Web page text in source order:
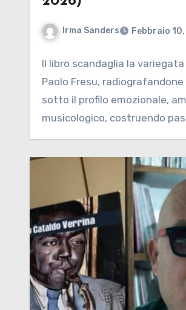
Irma Sanders Febbraio
Il libro scandaglia la
Paolo Fresu,
sotto il profilo emozionale,
musicologico, costruendo